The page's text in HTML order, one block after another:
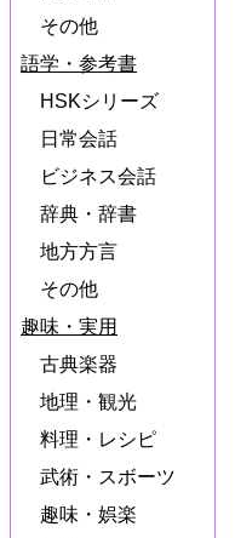
その他
語学・参考書
HSKシリーズ
日常会話
ビジネス会話
辞典・辞書
地方方言
その他
趣味・実用
古典楽器
地理・観光
料理・レシピ
武術・スボーツ
趣味・娯楽